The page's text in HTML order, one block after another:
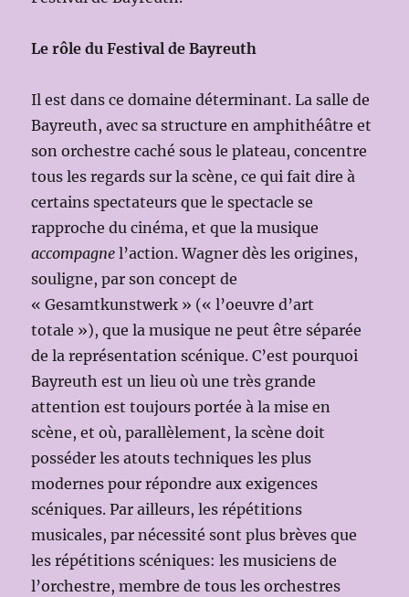
Le rôle du Festival de Bayreuth
Il est dans ce domaine déterminant. La salle de
Bayreuth, avec sa structure en amphithéâtre et
son orchestre caché sous le plateau, concentre
tous les regards sur la scène, ce qui fait dire à
certains spectateurs que le spectacle se
rapproche du cinéma, et que la musique
accompagne l’action. Wagner dès les origines,
souligne, par son concept de
« Gesamtkunstwerk » (« l’oeuvre d’art
totale »), que la musique ne peut être séparée
de la représentation scénique. C’est pourquoi
Bayreuth est un lieu où une très grande
attention est toujours portée à la mise en
scène, et où, parallèlement, la scène doit
posséder les atouts techniques les plus
modernes pour répondre aux exigences
scéniques. Par ailleurs, les répétitions
musicales, par nécessité sont plus brèves que
les répétitions scéniques: les musiciens de
l’orchestre, membre de tous les orchestres